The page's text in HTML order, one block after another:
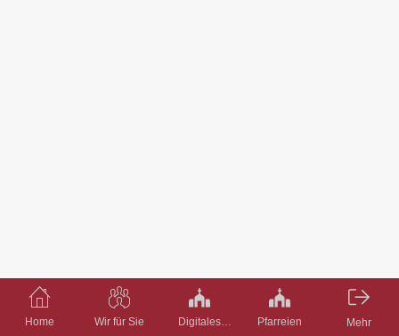
Home Wir für Sie
Digitales
Pfarreien Mehr